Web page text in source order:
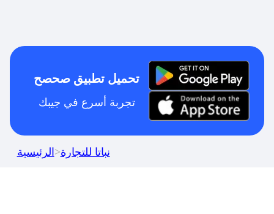
تحميل تطبيق صحصح
تجربة أسرع في جيبك
الرئيسية>نباتا للتجارة